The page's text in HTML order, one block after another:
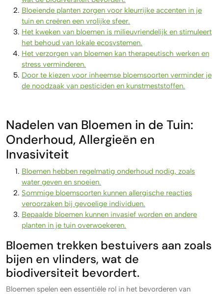
Bloeiende planten zorgen voor kleurrijke accenten in je
tuin en creëren een vrolijke sfeer.
Het kweken van bloemen is milieuvriendelijk en stimuleert
het behoud van lokale ecosystemen.
Het verzorgen van bloemen kan therapeutisch werken en
stress verminderen.
Door te kiezen voor inheemse bloemsoorten verminder je
de noodzaak van pesticiden en kunstmeststoffen.
Nadelen van Bloemen in de Tuin:
Onderhoud, Allergieën en
Invasiviteit
Bloemen hebben regelmatig onderhoud nodig, zoals
water geven en snoeien.
Sommige bloemsoorten kunnen allergische reacties
veroorzaken bij gevoelige individuen.
Bepaalde bloemen kunnen invasief worden en andere
planten in je tuin overwoekeren.
Bloemen trekken bestuivers aan zoals
bijen en vlinders, wat de
biodiversiteit bevordert.
Bloemen spelen een essentiële rol in het bevorderen van